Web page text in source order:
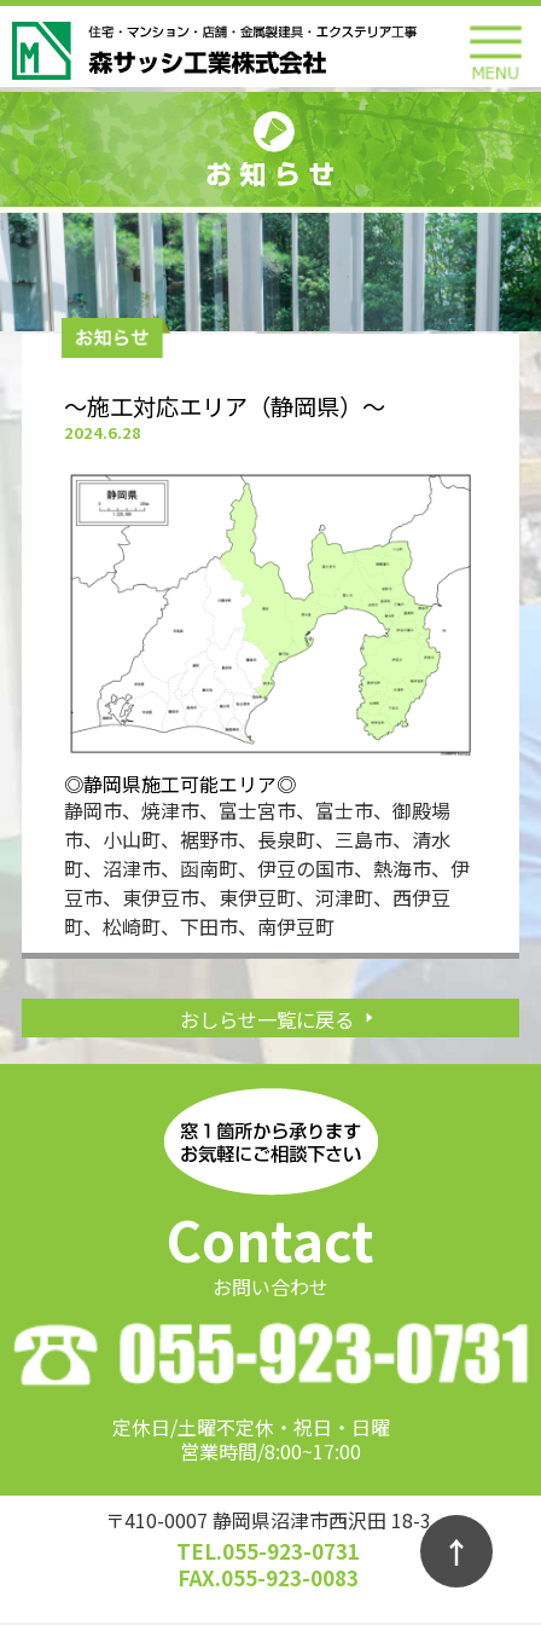
～施工対応エリア（静岡県）～
2024.6.28
◎静岡県施工可能エリア◎
静岡市、焼津市、富士宮市、富士市、御殿場
市、小山町、裾野市、長泉町、三島市、清水
町、沼津市、函南町、伊豆の国市、熱海市、伊
豆市、東伊豆市、東伊豆町、河津町、西伊豆
町、松崎町、下田市、南伊豆町
おしらせ一覧に戻る
Contact
お問い合わせ
定休日/土曜不定休・祝日・日曜
営業時間/8:00~17:00
〒410-0007 静岡県沼津市西沢田 18-3
TEL.055-923-0731
FAX.055-923-0083
↑